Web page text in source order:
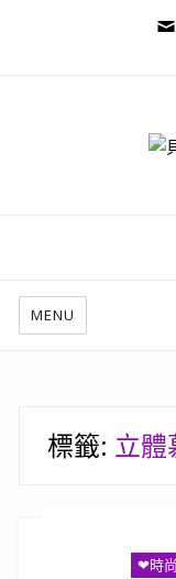
MENU
標籤: 立體
❤時